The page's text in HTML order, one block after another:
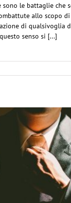
sono le battaglie che
allo scopo
di qualsivoglia
senso si [...]